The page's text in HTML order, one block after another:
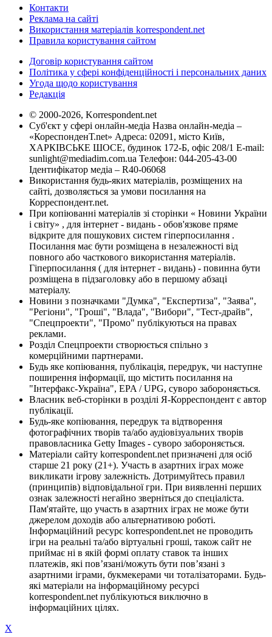
Контакти
Реклама на сайті
Використання матеріалів korrespondent.net
Правила користування сайтом
Договір користування сайтом
Політика у сфері конфіденційності і персональних даних
Угода щодо користування
Редакція
© 2000-2026, Korrespondent.net
Суб'єкт у сфері онлайн-медіа Назва онлайн-медіа –
«КореспонденТ.net» Адреса: 02091, місто Київ,
ХАРКІВСЬКЕ ШОСЕ, будинок 172-Б, офіс 208/1 E-mail:
sunlight@mediadim.com.ua Телефон: 044-205-43-00
Ідентифікатор медіа – R40-06068
Використання будь-яких матеріалів, розміщених на
сайті, дозволяється за умови посилання на
Корреспондент.net.
При копіюванні матеріалів зі сторінки « Новини України
і світу» , для інтернет - видань - обов'язкове пряме
відкрите для пошукових систем гіперпосилання .
Посилання має бути розміщена в незалежності від
повного або часткового використання матеріалів.
Гіперпосилання ( для інтернет - видань) - повинна бути
розміщена в підзаголовку або в першому абзаці
матеріалу.
Новини з позначками "Думка", "Експертиза", "Заява",
"Регіони", "Гроші", "Влада", "Вибори", "Тест-драйв",
"Спецпроекти", "Промо" публікуються на правах
реклами.
Розділ Спецпроекти створюється спільно з
комерційними партнерами.
Будь яке копіювання, публікація, передрук, чи наступне
поширення інформації, що містить посилання на
"Інтерфакс-Україна", EPA / UPG, суворо забороняється.
Власник веб-сторінки в розділі Я-Корреспондент є автор
публікації.
Будь-яке копіювання, передрук та відтворення
фотографічних творів та/або аудіовізуальних творів
правовласника Getty Images - суворо забороняється.
Матеріали сайту korrespondent.net призначені для осіб
старше 21 року (21+). Участь в азартних іграх може
викликати ігрову залежність. Дотримуйтесь правил
(принципів) відповідальної гри. При виявленні перших
ознак залежності негайно зверніться до спеціаліста.
Пам'ятайте, що участь в азартних іграх не може бути
джерелом доходів або альтернативою роботі.
Інформаційний ресурс korrespondent.net не проводить
ігри на реальні та/або віртуальні гроші, також сайт не
приймає ні в якій формі оплату ставок та інших
платежів, які пов’язані/можуть бути пов’язані з
азартними іграми, букмекерами чи тоталізаторами. Будь-
які матеріали на інформаційному ресурсі
korrespondent.net публікуються виключно в
інформаційних цілях.
X